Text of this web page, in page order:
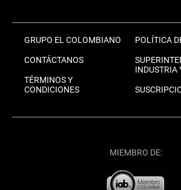
GRUPO EL COLOMBIANO
CONTÁCTANOS
TÉRMINOS Y
CONDICIONES
POLÍTICA
INDUSTRIA
MIEMBRO DE: